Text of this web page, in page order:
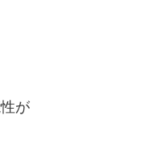
が